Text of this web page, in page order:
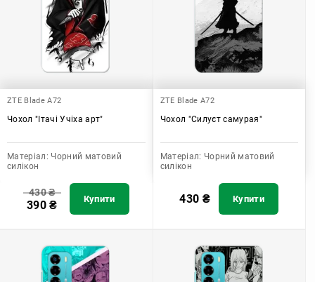
ZTE Blade A72
Чохол "Ітачі Учіха арт"
Матеріал: Чорний матовий
силікон
430₴
390₴ Купити
ZTE Blade A72
Чохол "Силуєт самурая"
Матеріал: Чорний матовий
силікон
430 ₴ Купити